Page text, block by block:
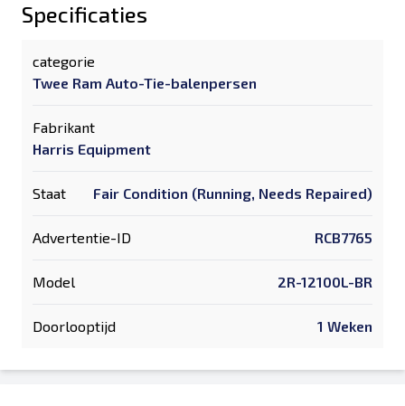
Specificaties
categorie
Twee Ram Auto-Tie-balenpersen
Fabrikant
Harris Equipment
Staat Fair Condition (Running, Needs Repaired)
Advertentie-ID RCB7765
Model 2R-12100L-BR
Doorlooptijd 1 Weken